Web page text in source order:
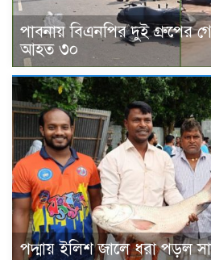
পাবনায় বিএনপির দুই গ্রুপের
আহত ৩০
পদ্মায় ইলিশ জালে ধরা পড়ল